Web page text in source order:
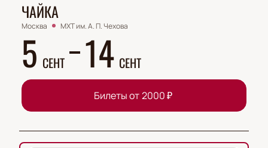
ЧАЙКА
Москва МХТ им. А. П. Чехова
5 СЕНТ 14 СЕНТ
Билеты от 2000₽